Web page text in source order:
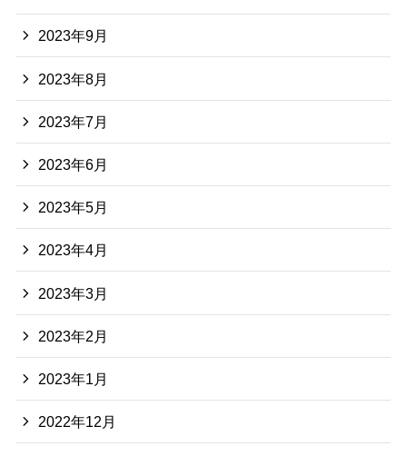
2023年9月
2023年8月
2023年7月
2023年6月
2023年5月
2023年4月
2023年3月
2023年2月
2023年1月
2022年12月